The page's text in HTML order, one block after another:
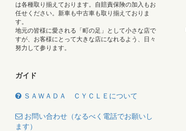
は各種取り揃えております。自賠責保険の加入もお
任せください。新車も中古車も取り揃えておりま
す。
地元の皆様に愛される「町の足」として小さな店で
すが、お客様にとって大きな店になれるよう、日々
努力して参ります。
ガイド
ＳＡＷＡＤＡ ＣＹＣＬＥについて
お問い合わせ（なるべく電話でお願いし
ます）